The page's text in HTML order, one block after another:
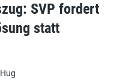
SVP fordert
statt